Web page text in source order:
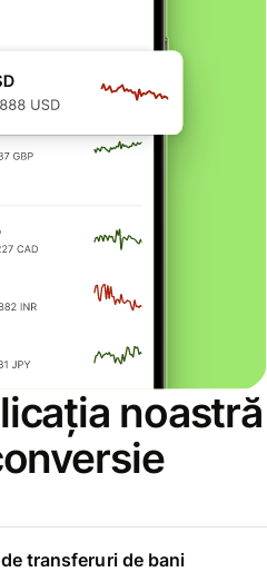
noastră
transferuri de bani